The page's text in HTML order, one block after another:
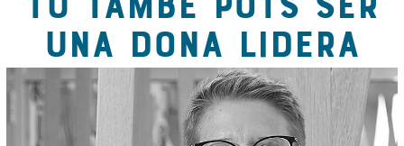
UNA DONA LIDERA